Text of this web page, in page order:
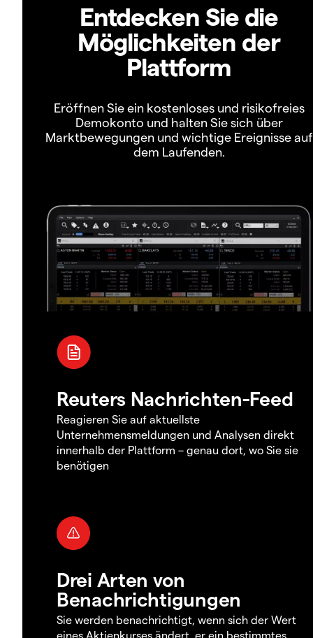
Entdecken Sie die
Möglichkeiten der
Plattform
Eröffnen Sie ein kostenloses und risikofreies
Demokonto und halten Sie sich über
Marktbewegungen und wichtige Ereignisse auf
dem Laufenden.
Reuters Nachrichten-Feed
Reagieren Sie auf aktuellste
Unternehmensmeldungen und Analysen direkt
innerhalb der Plattform – genau dort, wo Sie sie
benötigen
Drei Arten von
Benachrichtigungen
Sie werden benachrichtigt, wenn sich der Wert
eines Aktienkurses ändert, er ein bestimmtes